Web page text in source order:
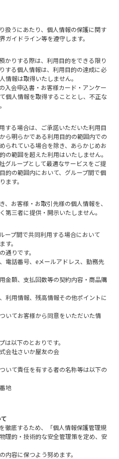
扱うにあたり、個人情報の保護に関す
ガイドライン等を遵守します。
かりする際は、利用目的をできる限り
する個人情報は、利用目的の達成に必
情報は取得いたしません。
入会申込書・お客様カード・アンケー
個人情報を取得することとし、不正な
する場合は、ご承諾いただいた利用目
ら明らかである利用目的の範囲内での
られている場合を除き、あらかじめお
の範囲を超えた利用はいたしません。
グループとして最適なサービスをご提
的の範囲内において、グループ間で個
ます。
お客様・お取引先様の個人情報を、
第三者に提供・開示いたしません。
ープ間で共同利用する場合において
す。
通りです。
電話番号、eメールアドレス、勤務先
金額、支払回数等の契約内容・商品購
利用情報、残高情報その他ポイントに
いてお客様から同意をいただいた情
は以下のとおりです。
会社さいか屋友の会
いて責任を有する者の名称等は以下の
地
徹底するため、「個人情報保護管理規
理的・技術的な安全管理策を定め、安
内容に保つよう努めます。